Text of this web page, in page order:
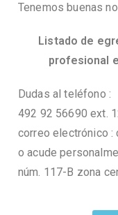
Tenemos buenas
Listado de
profesional
Dudas al teléfono :
492 92 56690 ext.
correo electrónico :
o acude
núm. 117-B zona